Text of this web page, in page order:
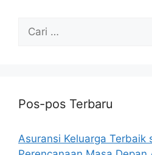
untuk:
Pos-pos Terbaru
Asuransi Keluarga Terbaik